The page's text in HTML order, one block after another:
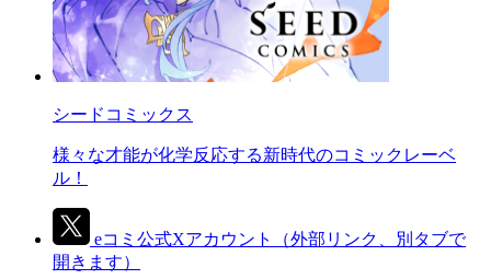
シードコミックス
様々な才能が化学反応する新時代のコミックレーベ
ル！
eコミ公式Xアカウント
（外部リンク、別タブで
開きます）